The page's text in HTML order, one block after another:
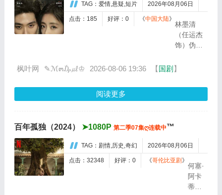
TAG：爱情,悬疑,短片 2026年08月06日
点击：185 好评：0 《中国大陆》
林墨清
（任运杰
饰）伪装
并培养蓝
砚笛
林氏，却
在试探与
周旋中，
被蓝鹤薇
反制吸
引。二人
枫叶网 ✎ℳ๓₯㎕♔ 2026-08-06 19:36 【国剧 】
阅读更多
百年孤独（2024） ➤1080P 第二季07集ღ连载中™
TAG：剧情,历史,奇幻 2026年08月06日
点击：32348 好评：0 《哥伦比亚剧 》
何塞·
阿卡
蒂奥·